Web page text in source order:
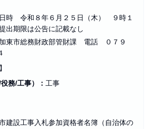
時 令和８年６月２５日（木） ９時１
期限は公告に記載なし
加東市総務財政部管財課 電話 ０７９
務/工事）： 工事
建設工事入札参加資格者名簿（自治体の